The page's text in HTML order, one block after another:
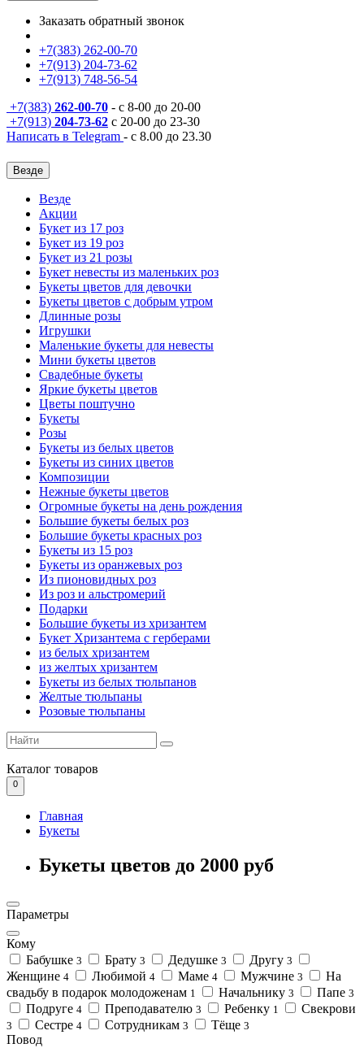
Заказать обратный звонок
+7(383) 262-00-70
+7(913) 204-73-62
+7(913) 748-56-54
+7(383) 262-00-70 - с 8-00 до 20-00
+7(913) 204-73-62 с 20-00 до 23-30
Написать в Telegram - с 8.00 до 23.30
Везде
Везде
Акции
Букет из 17 роз
Букет из 19 роз
Букет из 21 розы
Букет невесты из маленьких роз
Букеты цветов для девочки
Букеты цветов с добрым утром
Длинные розы
Игрушки
Маленькие букеты для невесты
Мини букеты цветов
Свадебные букеты
Яркие букеты цветов
Цветы поштучно
Букеты
Розы
Букеты из белых цветов
Букеты из синих цветов
Композиции
Нежные букеты цветов
Огромные букеты на день рождения
Большие букеты белых роз
Большие букеты красных роз
Букеты из 15 роз
Букеты из оранжевых роз
Из пионовидных роз
Из роз и альстромерий
Подарки
Большие букеты из хризантем
Букет Хризантема с герберами
из белых хризантем
из желтых хризантем
Букеты из белых тюльпанов
Желтые тюльпаны
Розовые тюльпаны
Каталог товаров
0
Главная
Букеты
Букеты цветов до 2000 руб
Параметры
Кому
Бабушке 3 Брату 3 Дедушке 3 Другу 3
Женщине 4 Любимой 4 Маме 4 Мужчине 3
На
свадьбу в подарок молодоженам 1 Начальнику 3 Папе 3
Подруге 4 Преподавателю 3 Ребенку 1 Свекрови
3 Сестре 4 Сотрудникам 3 Тёще 3
Повод